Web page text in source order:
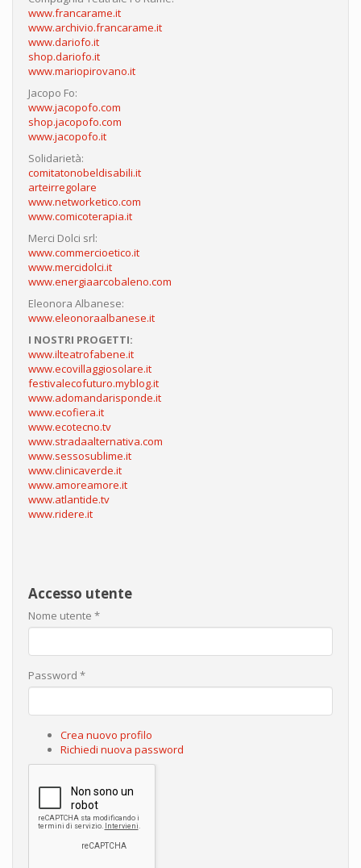
www.francarame.it
www.archivio.francarame.it
www.dariofo.it
shop.dariofo.it
www.mariopirovano.it
Jacopo Fo:
www.jacopofo.com
shop.jacopofo.com
www.jacopofo.it
Solidarietà:
comitatonobeldisabili.it
arteirregolare
www.networketico.com
www.comicoterapia.it
Merci Dolci srl:
www.commercioetico.it
www.mercidolci.it
www.energiaarcobaleno.com
Eleonora Albanese:
www.eleonoraalbanese.it
I NOSTRI PROGETTI:
www.ilteatrofabene.it
www.ecovillaggiosolare.it
festivalecofuturo.myblog.it
www.adomandarisponde.it
www.ecofiera.it
www.ecotecno.tv
www.stradaalternativa.com
www.sessosublime.it
www.clinicaverde.it
www.amoreamore.it
www.atlantide.tv
www.ridere.it
Accesso utente
Nome utente *
Password *
Crea nuovo profilo
Richiedi nuova password